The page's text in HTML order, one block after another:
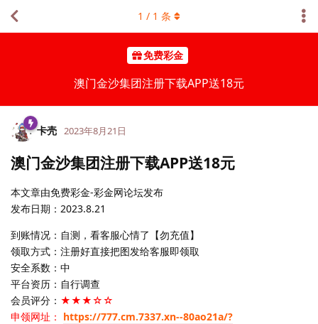
免费彩金
澳门金沙集团注册下载APP送18元
1 / 1 条
卡壳 2023年8月21日
澳门金沙集团注册下载APP送18元
本文章由免费彩金-彩金网论坛发布
发布日期：2023.8.21
到账情况：自测，看客服心情了【勿充值】
领取方式：注册好直接把图发给客服即领取
安全系数：中
平台资历：自行调查
会员评分： ★★★☆☆
申领网址： https://777.cm.7337.xn--80ao21a/?